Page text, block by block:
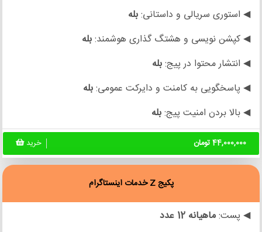
◀ استوری سریالی و داستانی:بله
◀ کپشن نویسی و هشتگ گذاری هوشمند:بله
◀ انتشار محتوا در پیج:بله
◀ پاسخگویی به کامنت و دایرکت عمومی:بله
◀ بالا بردن امنیت پیج:بله
44,000,000 تومان خرید
پکیج Z خدمات اینستاگرام
◀ پست:ماهیانه 12 عدد